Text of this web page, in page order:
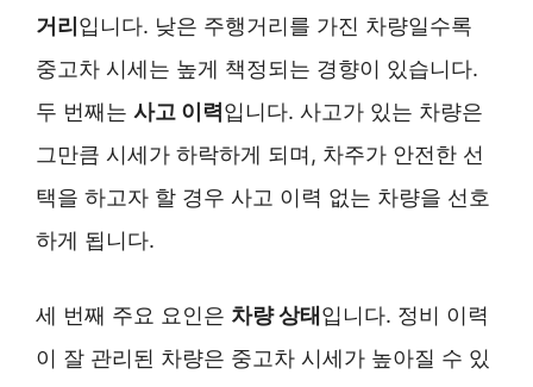
거리 입니다. 낮은 주행거리를 가진 차량일수록
중고차 시세는 높게 책정되는 경향이 있습니다.
두 번째는 사고 이력 입니다. 사고가 있는 차량은
그만큼 시세가 하락하게 되며, 차주가 안전한 선
택을 하고자 할 경우 사고 이력 없는 차량을 선호
하게 됩니다.
세 번째 주요 요인은 차량 상태 입니다. 정비 이력
이 잘 관리된 차량은 중고차 시세가 높아질 수 있